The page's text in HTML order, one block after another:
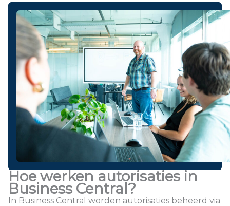
Hoe werken autorisaties in
Business Central?
In Business Central worden autorisaties beheerd via